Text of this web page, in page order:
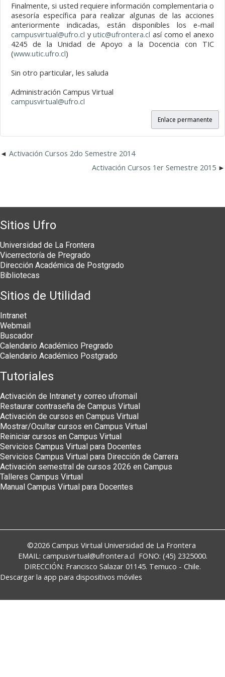
Finalmente, si usted requiere información complementaria o
asesoría específica para realizar algunas de las acciones
anteriormente indicadas, están disponibles los e-mail
campusvirtual@ufro.cl yutic@ufrontera.cl así como el anexo
4245 de la Unidad de Apoyo a la Docencia con TIC
(www.utic.ufro.cl)
Sin otro particular, les saluda
Administración Campus Virtual
campusvirtual@ufro.cl
Enlace permanente
Activación Cursos 2do Semestre 2014
Activación Cursos 1er Semestre 2015
Sitios Ufro
Universidad de La Frontera
Vicerrectoría de Pregrado
Dirección Académica de Postgrado
Bibliotecas
Sitios de Utilidad
Intranet
Webmail
Buscador
Calendario Académico Pregrado
Calendario Académico Postgrado
Tutoriales
Activación de Intranet y correo ufromail
Restaurar contraseña de Campus Virtual
Activación de cursos en Campus Virtual
Mostrar/Ocultar cursos en Campus Virtual
Reiniciar cursos en Campus Virtual
Servicios Campus Virtual para Docentes
Servicios Campus Virtual para Dirección de Carrera
Activación semestral de cursos 2026 en Campus
Talleres Campus Virtual
Manual Campus Virtual para Docentes
©2026 Campus Virtual Universidad de La Frontera
EMAIL: campusvirtual@ufrontera.cl FONO: (45) 2325000.
DIRECCIÓN: Francisco Salazar 01145. Temuco - Chile.
Descargar la app para dispositivos móviles